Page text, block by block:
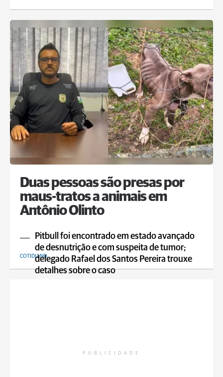
Duas pessoas são presas por
maus-tratos a animais em
Antônio Olinto
Pitbull foi encontrado em estado avançado
de desnutrição e com suspeita de tumor;
delegado Rafael dos Santos Pereira trouxe
detalhes sobre o caso
COTIDIANO
PUBLICIDADE